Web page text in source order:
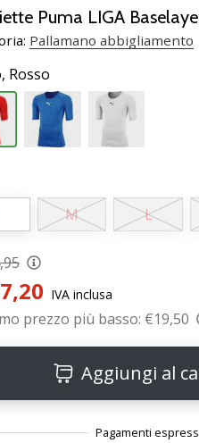
Puma LIGA
Pallamano abbigliamento
Rosso
M L
IVA inclusa
prezzo più basso: €19,50
Aggiungi al